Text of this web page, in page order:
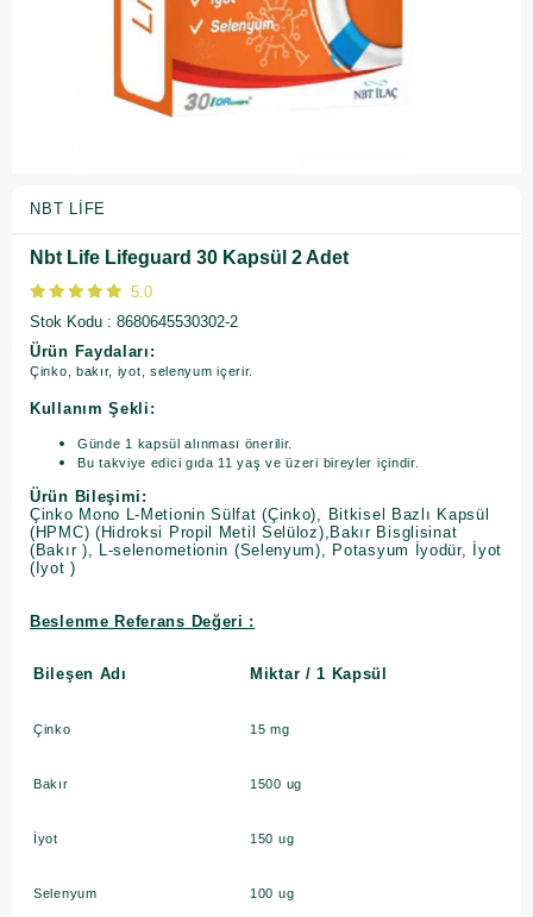
NBT LIFE
Nbt Life Lifeguard 30 Kapsül 2 Adet
5.0
Stok Kodu
8680645530302-2
Ürün Faydaları:
Çinko, bakır, iyot, selenyum içerir.
Kullanım Şekli:
Günde 1 kapsül alınması önerilir.
Bu takviye edici gıda 11 yaş ve üzeri bireyler içindir.
Ürün Bileşimi:
Çinko Mono L-Metionin Sülfat (Çinko), Bitkisel Bazlı Kapsül
(HPMC) (Hidroksi Propil Metil Selüloz),Bakır Bisglisinat
(Bakır ), L-selenometionin (Selenyum), Potasyum İyodür, İyot
(Iyot )
Beslenme Referans Değeri :
Bileşen Adı Miktar / 1 Kapsül
Çinko 15 mg
Bakır 1500 ug
İyot 150 ug
Selenyum 100 ug